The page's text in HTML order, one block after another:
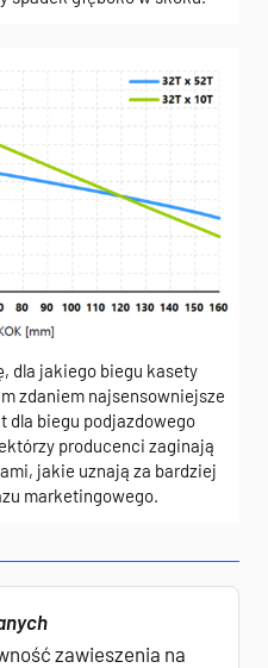
dla jakiego biegu kasety
zdaniem najsensowniejsze
dla biegu podjazdowego
producenci zaginają
jakie uznają za bardziej
marketingowego.
zawieszenia na